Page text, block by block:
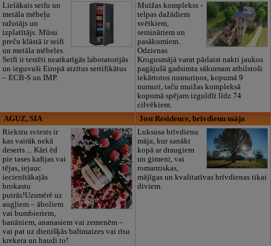
Lielākais seifu un
metāla mēbeļu
ražotājs un
izplatītājs. Mūsu
preču klāstā ir seifi
un metāla mēbeles.
Seifi ir testēti neatkarīgās laboratorijās
un ieguvuši Eiropā atzītus sertifikātus
– ECB-S un IMP.
Muižas komplekss -
telpas dažādiem
svētkiem,
semināriem un
pasākumiem.
Odzienas
Krogusmājā varat pārlaist nakti jaukos
pagājušā gadsimta sākumam atbilstoši
iekārtotos numuriņos, kopumā 9
numuri, taču muižas kompleksā
kopumā spējam izguldīt līdz 74
cilvēkiem.
AGUZ, SIA
Riekstu sviests ir
kas vairāk nekā
deserts ... Kāri ēd
pie tases kafijas vai
tējas, iejauc
iecienītākajās
brokastu
putrās!Uzsmērē uz
augļiem – āboliem
vai bumbieriem,
banāniem, ananasiem vai zemenēm –
vai pat uz dienišķās baltmaizes vai rīsu
krekera un baudi to!
Jost Residence, brīvdienu māja
Luksusa brīvdienu
māja, kur sanākt
kopā ar draugiem
un ģimeni, vai
romantiskas,
mājīgas un kvalitatīvas brīvdienas tikai
diviem.